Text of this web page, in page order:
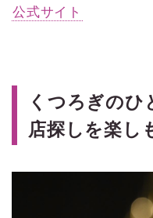
公式サイト
くつろぎの
店探しを楽し